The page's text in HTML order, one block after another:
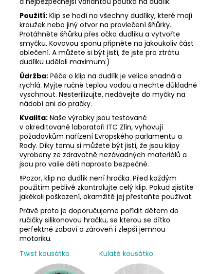
Použití: Klip se hodí na všechny dudlíky, které mají
kroužek nebo jiný otvor na provlečení šňůrky.
Protáhněte šňůrku přes očko dudlíku a vytvořte
smyčku. Kovovou sponu připněte na jakoukoliv část
oblečení. A můžete si být jistí, že jste pro ztrátu
dudlíku udělali maximum:)
Údržba: Péče o klip na dudlík je velice snadná a
rychlá. Myjte ručně teplou vodou a nechte důkladně
vyschnout. Nesterilizujte, nedávejte do myčky na
nádobí ani do pračky.
Kvalita: Naše výrobky jsou testované
v akreditované laboratoři ITC Zlín, vyhovují
požadavkům nařízení Evropského parlamentu a
Rady. Díky tomu si můžete být jistí, že jsou klipy
vyrobeny ze zdravotně nezávadných materiálů a
jsou pro vaše děti naprosto bezpečné.
!Pozor, klip na dudlík není hračka. Před každým
použitím pečlivě zkontrolujte celý klip. Pokud zjistíte
jakékoli poškození, okamžitě jej přestaňte používat.
Právě proto je doporučujeme pořídit dětem do
ručičky silikonovou hračku, se kterou se dítko
perfektně zabaví a zároveň i zlepší jemnou
motoriku.
Twist kousátko
Kulaté kousátko